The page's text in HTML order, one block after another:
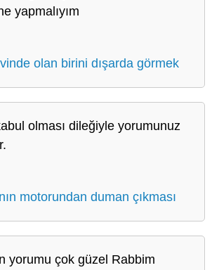
yapmalıyım
olan birini dışarda görmek
olması dileğiyle yorumunuz
motorundan duman çıkması
yorumu çok güzel Rabbim